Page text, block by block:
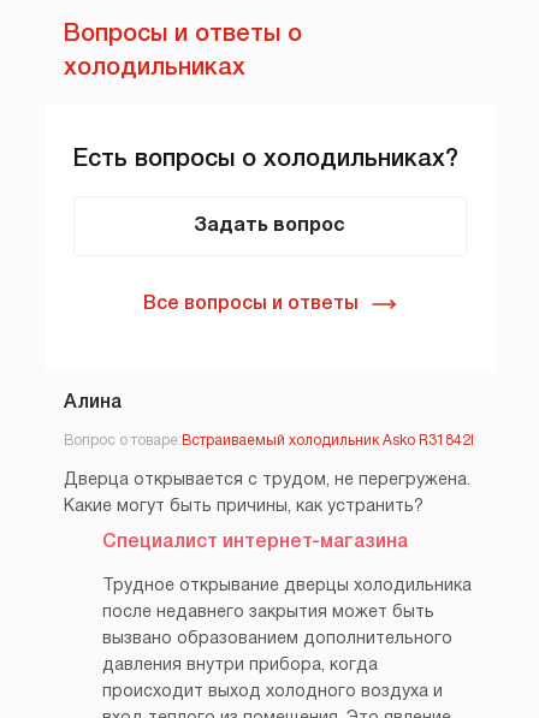
Вопросы и ответы о
холодильниках
Алина
Вопрос о товаре: Встраиваемый холодильник Asko R31842I
Дверца открывается с трудом, не перегружена.
Какие могут быть причины, как устранить?
Специалист интернет-магазина
Трудное открывание дверцы холодильника
после недавнего закрытия может быть
вызвано образованием дополнительного
давления внутри прибора, когда
происходит выход холодного воздуха и
Есть вопросы о холодильниках?
Задать вопрос
Все вопросы и ответы